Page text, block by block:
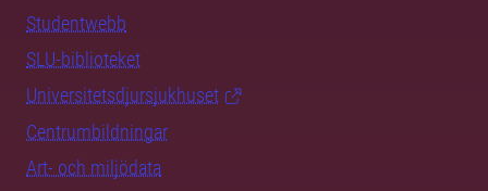
Studentwebb
SLU-biblioteket
Universitetsdjursjukhuset
Centrumbildningar
Art- och miljödata